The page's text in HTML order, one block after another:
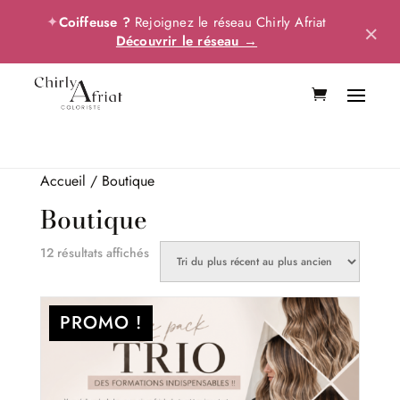
✦Coiffeuse ?Rejoignez le réseau Chirly Afriat
Découvrir le réseau →
×
Accueil / Boutique
Boutique
12 résultats affichésTrié
plus
récent
au
plus
PROMO !